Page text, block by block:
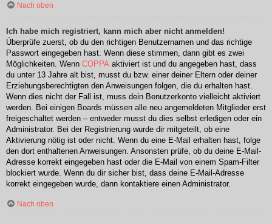
Nach oben
Ich habe mich registriert, kann mich aber nicht anmelden!
Überprüfe zuerst, ob du den richtigen Benutzernamen und das richtige
Passwort eingegeben hast. Wenn diese stimmen, dann gibt es zwei
Möglichkeiten. Wenn COPPA aktiviert ist und du angegeben hast, dass
du unter 13 Jahre alt bist, musst du bzw. einer deiner Eltern oder deiner
Erziehungsberechtigten den Anweisungen folgen, die du erhalten hast.
Wenn dies nicht der Fall ist, muss dein Benutzerkonto vielleicht aktiviert
werden. Bei einigen Boards müssen alle neu angemeldeten Mitglieder erst
freigeschaltet werden – entweder musst du dies selbst erledigen oder ein
Administrator. Bei der Registrierung wurde dir mitgeteilt, ob eine
Aktivierung nötig ist oder nicht. Wenn du eine E-Mail erhalten hast, folge
den dort enthaltenen Anweisungen. Ansonsten prüfe, ob du deine E-Mail-
Adresse korrekt eingegeben hast oder die E-Mail von einem Spam-Filter
blockiert wurde. Wenn du dir sicher bist, dass deine E-Mail-Adresse
korrekt eingegeben wurde, dann kontaktiere einen Administrator.
Nach oben